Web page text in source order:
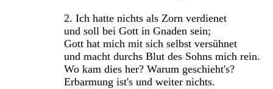
2. Ich hatte nichts als Zorn verdienet
und soll bei Gott in Gnaden sein;
Gott hat mich mit sich selbst versühnet
und macht durchs Blut des Sohns mich rein.
Wo kam dies her? Warum geschieht's?
Erbarmung ist's und weiter nichts.